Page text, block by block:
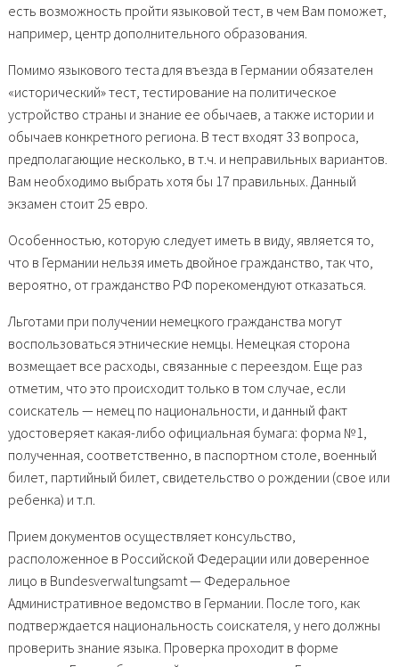
есть возможность пройти языковой тест, в чем Вам поможет,
например, центр дополнительного образования.
Помимо языкового теста для въезда в Германии обязателен
«исторический» тест, тестирование на политическое
устройство страны и знание ее обычаев, а также истории и
обычаев конкретного региона. В тест входят 33 вопроса,
предполагающие несколько, в т.ч. и неправильных вариантов.
Вам необходимо выбрать хотя бы 17 правильных. Данный
экзамен стоит 25 евро.
Особенностью, которую следует иметь в виду, является то,
что в Германии нельзя иметь двойное гражданство, так что,
вероятно, от гражданство РФ порекомендуют отказаться.
Льготами при получении немецкого гражданства могут
воспользоваться этнические немцы. Немецкая сторона
возмещает все расходы, связанные с переездом. Еще раз
отметим, что это происходит только в том случае, если
соискатель — немец по национальности, и данный факт
удостоверяет какая-либо официальная бумага: форма №1,
полученная, соответственно, в паспортном столе, военный
билет, партийный билет, свидетельство о рождении (свое или
ребенка) и т.п.
Прием документов осуществляет консульство,
расположенное в Российской Федерации или доверенное
лицо в Bundesverwaltungsamt — Федеральное
Административное ведомство в Германии. После того, как
подтверждается национальность соискателя, у него должны
проверить знание языка. Проверка проходит в форме